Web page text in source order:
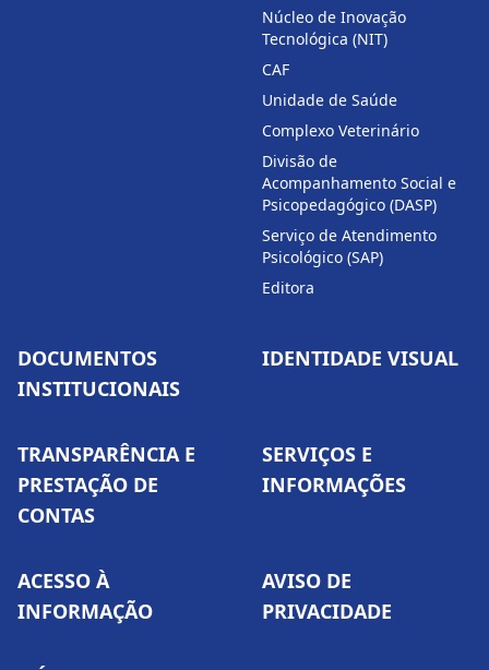
Núcleo de Inovação
Tecnológica (NIT)
CAF
Unidade de Saúde
Complexo Veterinário
Divisão de
Acompanhamento Social e
Psicopedagógico (DASP)
Serviço de Atendimento
Psicológico (SAP)
Editora
DOCUMENTOS
INSTITUCIONAIS
IDENTIDADE VISUAL
TRANSPARÊNCIA E
PRESTAÇÃO DE
CONTAS
SERVIÇOS E
INFORMAÇÕES
ACESSO À
INFORMAÇÃO
AVISO DE
PRIVACIDADE